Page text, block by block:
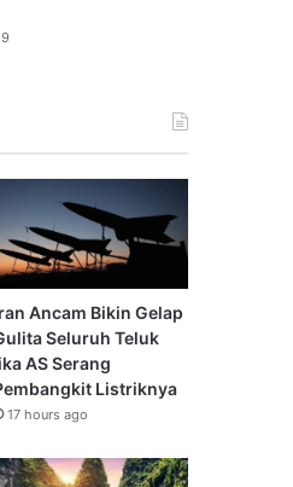
Ancam Bikin Gelap
Seluruh Teluk
AS Serang
Listriknya
17 hours ago